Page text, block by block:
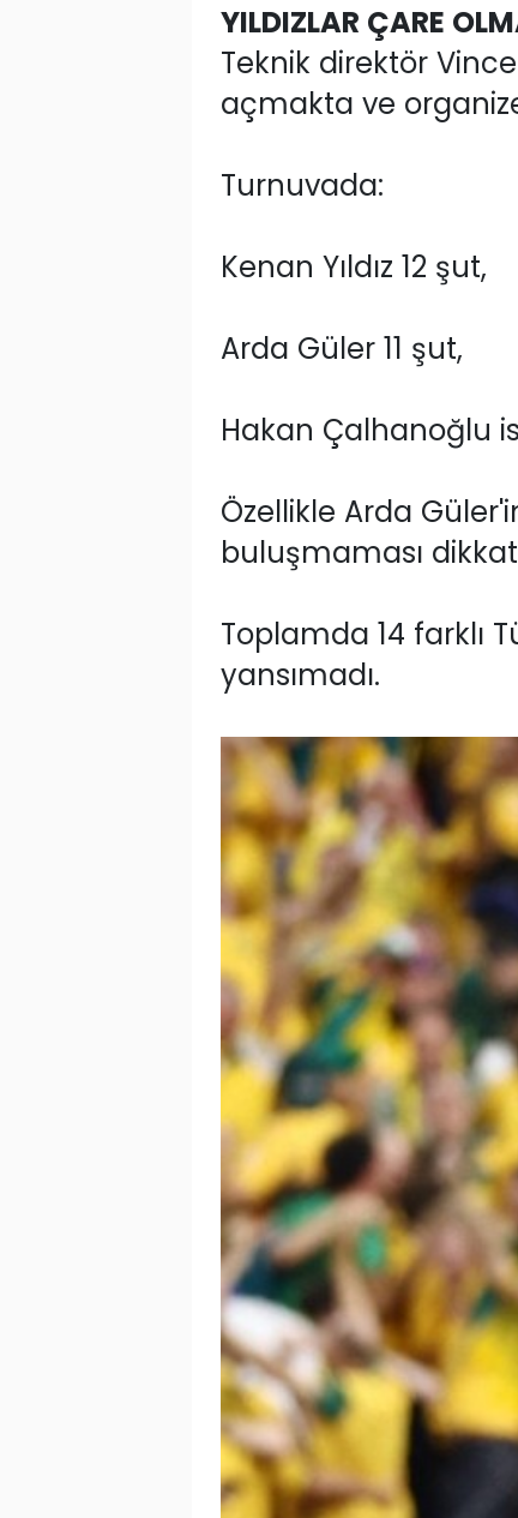
YILDIZLAR ÇARE
Teknik direktör
açmakta ve
Turnuvada:
Kenan Yıldız 12 şut,
Arda Güler 11 şut,
Hakan Çalhanoğlu
Özellikle Arda
buluşmaması
Toplamda 14 farklı
yansımadı.